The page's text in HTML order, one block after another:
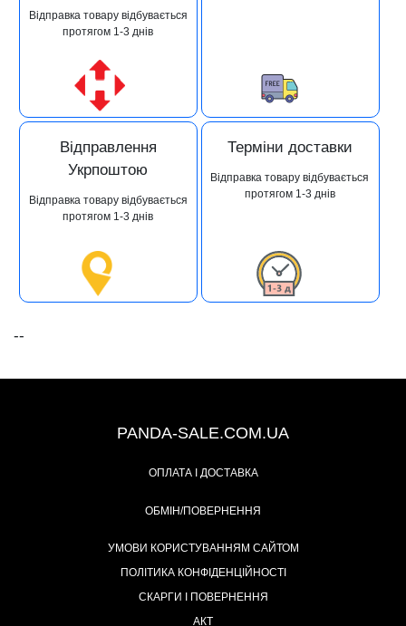
Відправка товару відбувається
протягом 1-3 днів
Відправлення
Укрпоштою
Відправка товару відбувається
протягом 1-3 днів
Терміни доставки
Відправка товару відбувається
протягом 1-3 днів
--
PANDA-SALE.COM.UA
ОПЛАТА І ДОСТАВКА
ОБМІН/ПОВЕРНЕННЯ
УМОВИ КОРИСТУВАННЯМ САЙТОМ
ПОЛІТИКА КОНФІДЕНЦІЙНОСТІ
СКАРГИ І ПОВЕРНЕННЯ
АКТ